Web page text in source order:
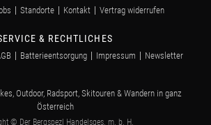
Standorte Kontakt Vertrag widerrufen
& RECHTLICHES
Batterieentsorgung Impressum Newsletter
Outdoor, Radsport, Skitouren & Wandern in ganz
Österreich
© Der Bergspezl Handelsges. m. b. H.